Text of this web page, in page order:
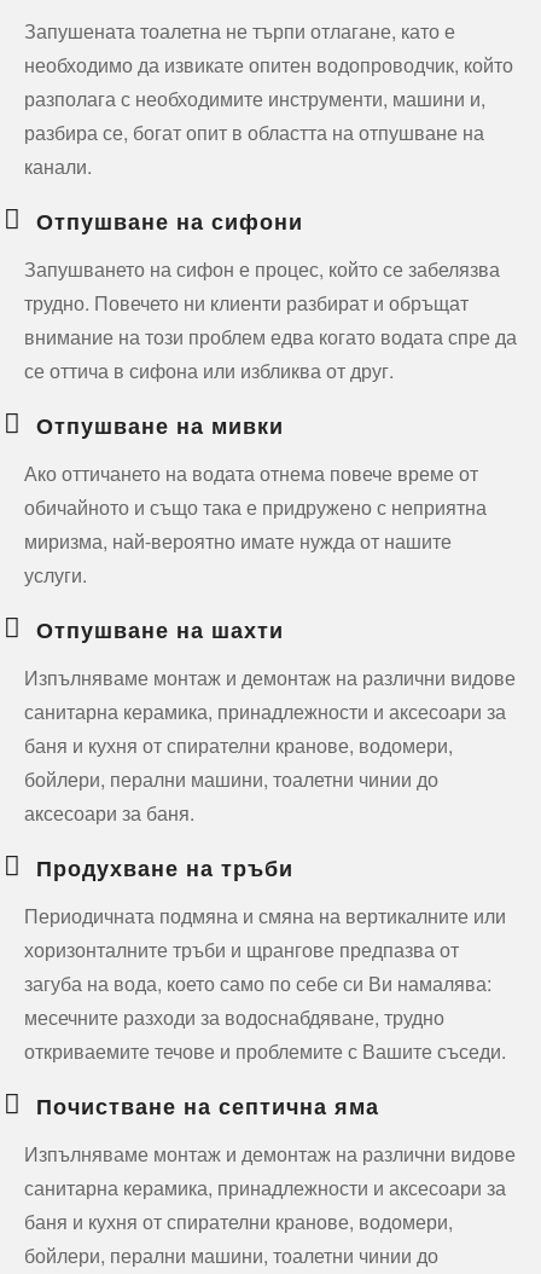
Запушената тоалетна не търпи отлагане, като е
необходимо да извикате опитен водопроводчик, който
разполага с необходимите инструменти, машини и,
разбира се, богат опит в областта на отпушване на
канали.
Отпушване на сифони
Запушването на сифон е процес, който се забелязва
трудно. Повечето ни клиенти разбират и обръщат
внимание на този проблем едва когато водата спре да
се оттича в сифона или избликва от друг.
Отпушване на мивки
Ако оттичането на водата отнема повече време от
обичайното и също така е придружено с неприятна
миризма, най-вероятно имате нужда от нашите
услуги.
Отпушване на шахти
Изпълняваме монтаж и демонтаж на различни видове
санитарна керамика, принадлежности и аксесоари за
баня и кухня от спирателни кранове, водомери,
бойлери, перални машини, тоалетни чинии до
аксесоари за баня.
Продухване на тръби
Периодичната подмяна и смяна на вертикалните или
хоризонталните тръби и щрангове предпазва от
загуба на вода, което само по себе си Ви намалява:
месечните разходи за водоснабдяване, трудно
откриваемите течове и проблемите с Вашите съседи.
Почистване на септична яма
Изпълняваме монтаж и демонтаж на различни видове
санитарна керамика, принадлежности и аксесоари за
баня и кухня от спирателни кранове, водомери,
бойлери, перални машини, тоалетни чинии до